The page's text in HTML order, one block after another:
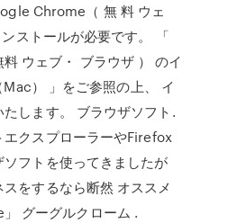
Chrome（ 無 料 ウェ
ストールが必要です。 「
ウェブ・ ブラウザ ） のイ
） 」をご参照の上、 イ
します。 ブラウザソフト.
クスプローラーやFirefox
フトを使ってきましたが
をするなら断然 オススメ
グーグルクローム .